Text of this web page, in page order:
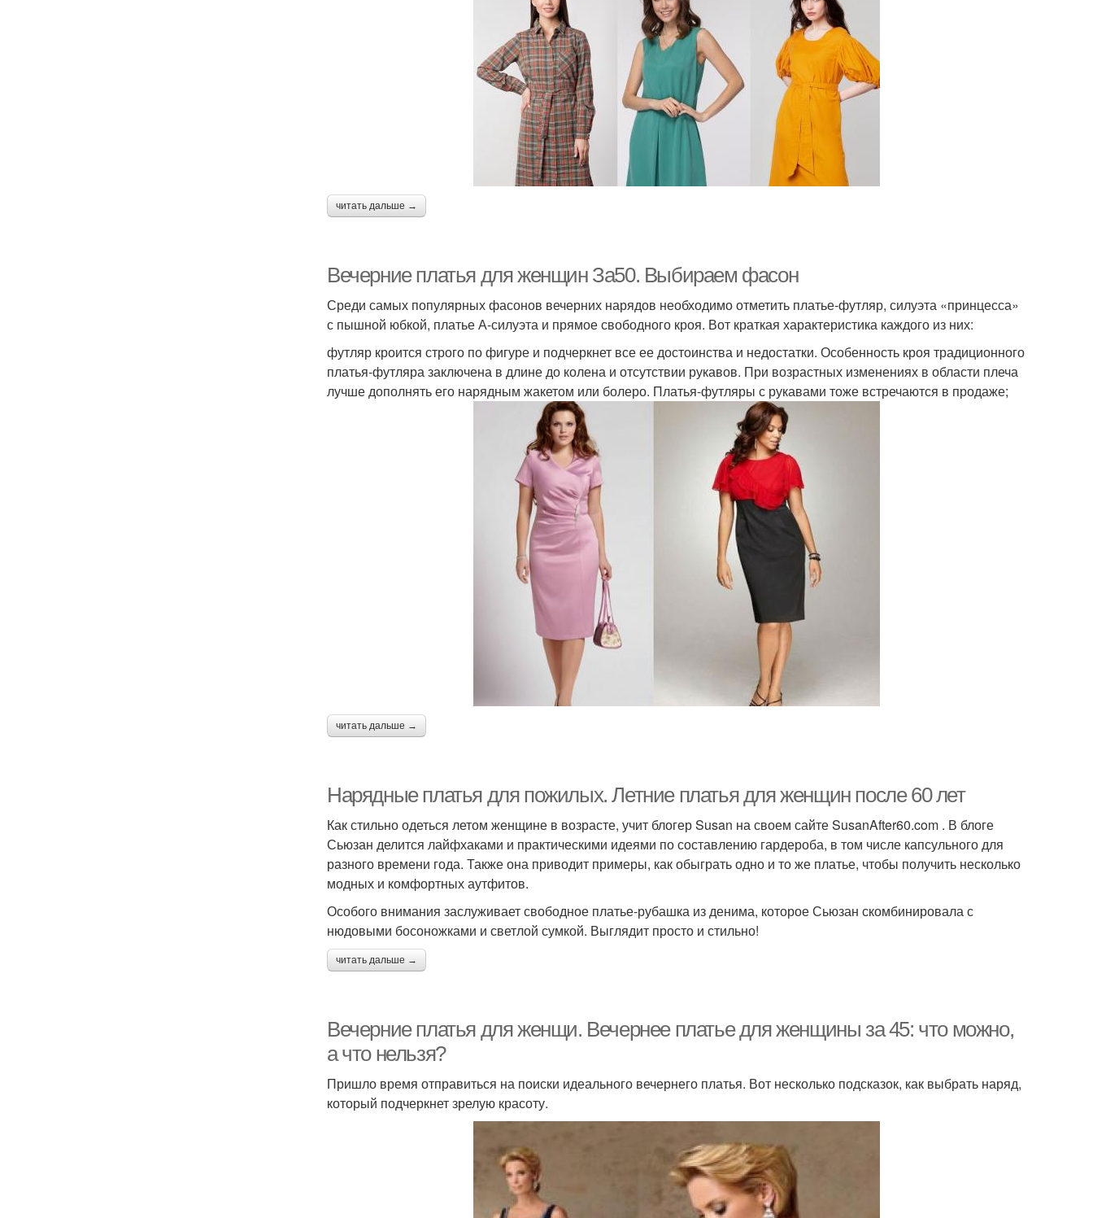
читать дальше →
Вечерние платья для женщин За50. Выбираем фасон
Среди самых популярных фасонов вечерних нарядов необходимо отметить платье-футляр, силуэта «принцесса»
с пышной юбкой, платье А-силуэта и прямое свободного кроя. Вот краткая характеристика каждого из них:
футляр кроится строго по фигуре и подчеркнет все ее достоинства и недостатки. Особенность кроя традиционного
платья-футляра заключена в длине до колена и отсутствии рукавов. При возрастных изменениях в области плеча
лучше дополнять его нарядным жакетом или болеро. Платья-футляры с рукавами тоже встречаются в продаже;
читать дальше →
Нарядные платья для пожилых. Летние платья для женщин после 60 лет
Как стильно одеться летом женщине в возрасте, учит блогер Susan на своем сайте SusanAfter60.com . В блоге
Сьюзан делится лайфхаками и практическими идеями по составлению гардероба, в том числе капсульного для
разного времени года. Также она приводит примеры, как обыграть одно и то же платье, чтобы получить несколько
модных и комфортных аутфитов.
Особого внимания заслуживает свободное платье-рубашка из денима, которое Сьюзан скомбинировала с
нюдовыми босоножками и светлой сумкой. Выглядит просто и стильно!
читать дальше →
Вечерние платья для женщи. Вечернее платье для женщины за 45: что можно,
а что нельзя?
Пришло время отправиться на поиски идеального вечернего платья. Вот несколько подсказок, как выбрать наряд,
который подчеркнет зрелую красоту.